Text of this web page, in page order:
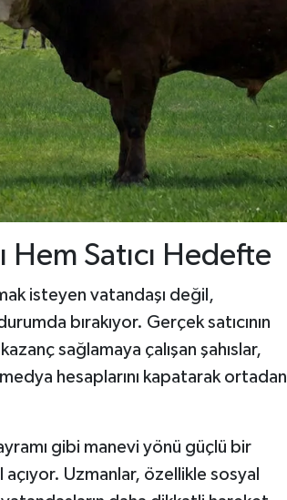
Satıcı Hedefte
isteyen vatandaşı değil,
bırakıyor. Gerçek satıcının
sağlamaya çalışan şahıslar,
hesaplarını kapatarak ortadan
gibi manevi yönü güçlü bir
Uzmanlar, özellikle sosyal